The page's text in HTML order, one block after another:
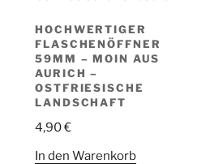
HOCHWERTIGER
FLASCHENÖFFNER
59MM – MOIN AUS
AURICH –
OSTFRIESISCHE
LANDSCHAFT
4,90€
In den Warenkorb